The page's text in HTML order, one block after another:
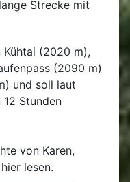
Strecke mit
(2020 m),
(2090 m)
und soll laut
Stunden
von Karen,
lesen.